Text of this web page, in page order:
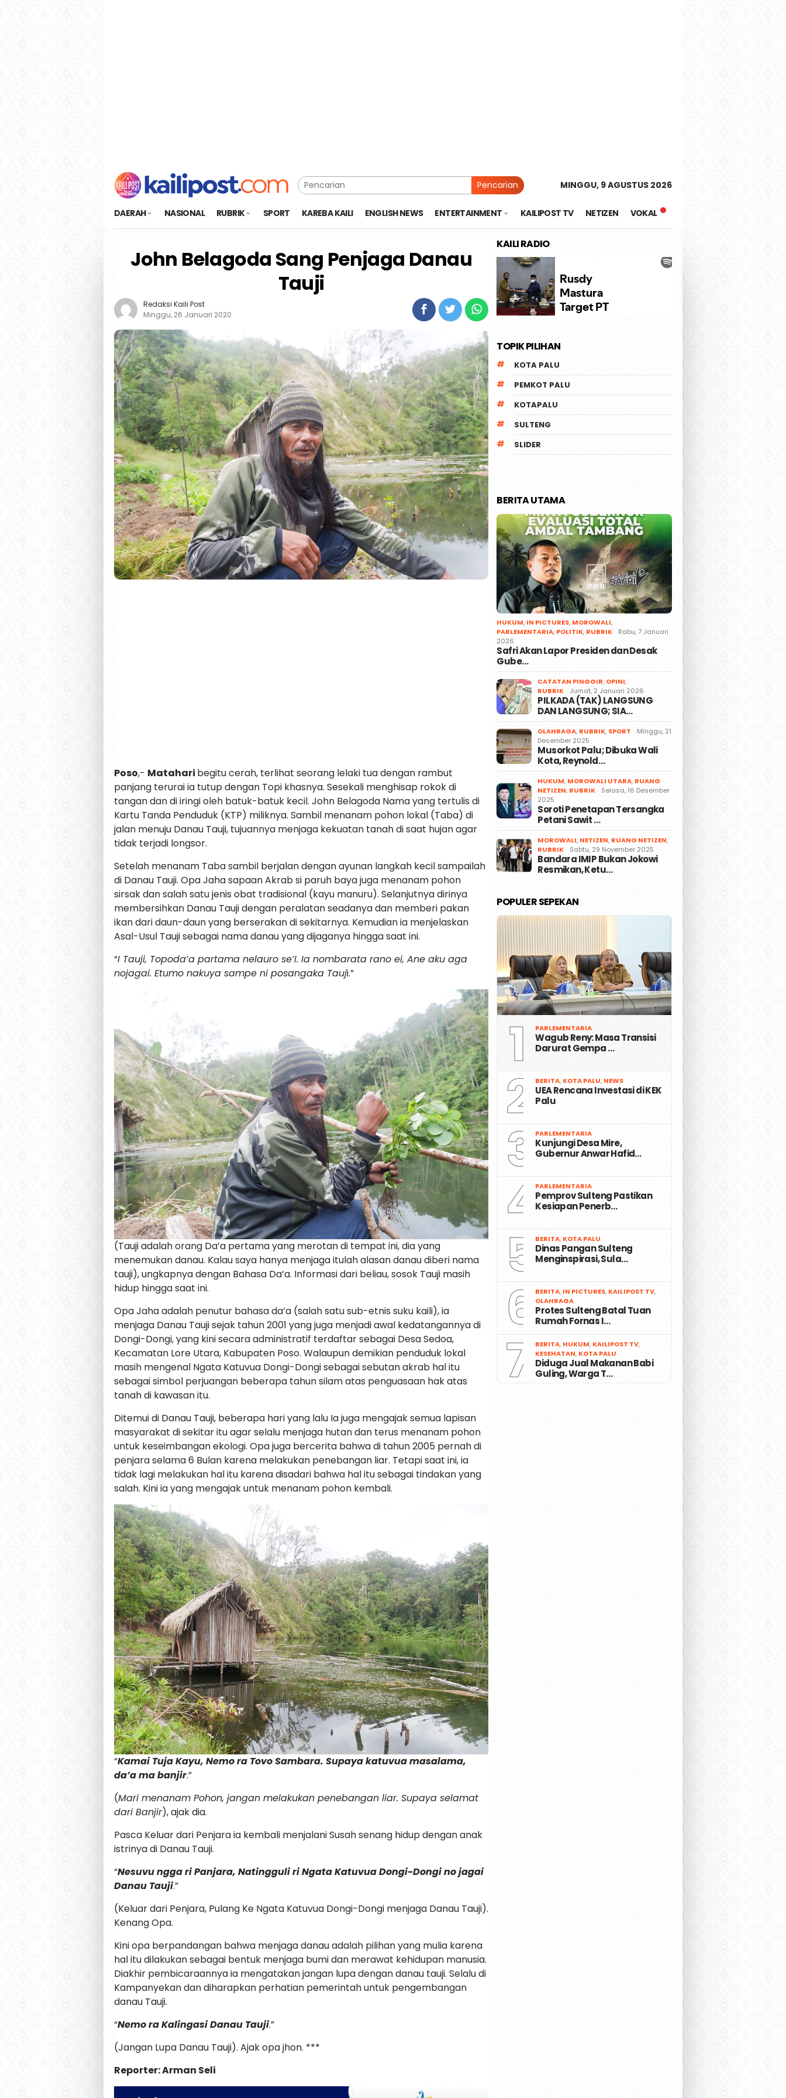
Pencarian MINGGU, 9 AGUSTUS 2026
DAERAH NASIONAL RUBRIK SPORT KAREBA KAILI ENGLISH NEWS ENTERTAINMENT KAILIPOST TV NETIZEN VOKAL
John Belagoda Sang Penjaga Danau
Tauji
Redaksi Kaili Post
Minggu, 26 Januari 2020
Poso,- Matahari begitu cerah, terlihat seorang lelaki tua dengan rambut
panjang terurai ia tutup dengan Topi khasnya. Sesekali menghisap rokok di
tangan dan di iringi oleh batuk-batuk kecil. John Belagoda Nama yang tertulis di
Kartu Tanda Penduduk (KTP) miliknya. Sambil menanam pohon lokal (Taba) di
jalan menuju Danau Tauji, tujuannya menjaga kekuatan tanah di saat hujan agar
tidak terjadi longsor.
Setelah menanam Taba sambil berjalan dengan ayunan langkah kecil sampailah
di Danau Tauji. Opa Jaha sapaan Akrab si paruh baya juga menanam pohon
sirsak dan salah satu jenis obat tradisional (kayu manuru). Selanjutnya dirinya
membersihkan Danau Tauji dengan peralatan seadanya dan memberi pakan
ikan dari daun-daun yang berserakan di sekitarnya. Kemudian ia menjelaskan
Asal-Usul Tauji sebagai nama danau yang dijaganya hingga saat ini.
“I Tauji, Topoda’a partama nelauro se’I. Ia nombarata rano ei, Ane aku aga
nojagai. Etumo nakuya sampe ni posangaka Tauji.”
(Tauji adalah orang Da’a pertama yang merotan di tempat ini, dia yang
menemukan danau. Kalau saya hanya menjaga itulah alasan danau diberi nama
tauji), ungkapnya dengan Bahasa Da’a. Informasi dari beliau, sosok Tauji masih
hidup hingga saat ini.
Opa Jaha adalah penutur bahasa da’a (salah satu sub-etnis suku kaili), ia
menjaga Danau Tauji sejak tahun 2001 yang juga menjadi awal kedatangannya di
Dongi-Dongi, yang kini secara administratif terdaftar sebagai Desa Sedoa,
Kecamatan Lore Utara, Kabupaten Poso. Walaupun demikian penduduk lokal
masih mengenal Ngata Katuvua Dongi-Dongi sebagai sebutan akrab hal itu
sebagai simbol perjuangan beberapa tahun silam atas penguasaan hak atas
tanah di kawasan itu.
Ditemui di Danau Tauji, beberapa hari yang lalu Ia juga mengajak semua lapisan
masyarakat di sekitar itu agar selalu menjaga hutan dan terus menanam pohon
untuk keseimbangan ekologi. Opa juga bercerita bahwa di tahun 2005 pernah di
penjara selama 6 Bulan karena melakukan penebangan liar. Tetapi saat ini, ia
tidak lagi melakukan hal itu karena disadari bahwa hal itu sebagai tindakan yang
salah. Kini ia yang mengajak untuk menanam pohon kembali.
“Kamai Tuja Kayu, Nemo ra Tovo Sambara. Supaya katuvua masalama,
da’a ma banjir.”
(Mari menanam Pohon, jangan melakukan penebangan liar. Supaya selamat
dari Banjir), ajak dia.
Pasca Keluar dari Penjara ia kembali menjalani Susah senang hidup dengan anak
istrinya di Danau Tauji.
“Nesuvu ngga ri Panjara, Natingguli ri Ngata Katuvua Dongi-Dongi no jagai
Danau Tauji.”
(Keluar dari Penjara, Pulang Ke Ngata Katuvua Dongi-Dongi menjaga Danau Tauji).
Kenang Opa.
Kini opa berpandangan bahwa menjaga danau adalah pilihan yang mulia karena
hal itu dilakukan sebagai bentuk menjaga bumi dan merawat kehidupan manusia.
Diakhir pembicaraannya ia mengatakan jangan lupa dengan danau tauji. Selalu di
Kampanyekan dan diharapkan perhatian pemerintah untuk pengembangan
danau Tauji.
“Nemo ra Kalingasi Danau Tauji.”
(Jangan Lupa Danau Tauji). Ajak opa jhon. ***
Reporter: Arman Seli
KAILI RADIO
TOPIK PILIHAN
KOTA PALU
PEMKOT PALU
KOTAPALU
SULTENG
SLIDER
BERITA UTAMA
HUKUM, IN PICTURES, MOROWALI,
PARLEMENTARIA, POLITIK, RUBRIK
Rabu, 7 Januari
2026
Safri Akan Lapor Presiden dan Desak
Gube…
CATATAN PINGGIR, OPINI,
RUBRIK
Jumat, 2 Januari 2026
PILKADA (TAK) LANGSUNG
DAN LANGSUNG; SIA…
OLAHRAGA, RUBRIK, SPORT
Minggu, 21
Desember 2025
Musorkot Palu; Dibuka Wali
Kota, Reynold…
HUKUM, MOROWALI UTARA, RUANG
NETIZEN, RUBRIK
Selasa, 16 Desember
2025
Soroti Penetapan Tersangka
Petani Sawit …
MOROWALI, NETIZEN, RUANG NETIZEN,
RUBRIK
Sabtu, 29 November 2025
Bandara IMIP Bukan Jokowi
Resmikan, Ketu…
POPULER SEPEKAN
1 PARLEMENTARIA
Wagub Reny: Masa Transisi
Darurat Gempa …
2 BERITA, KOTA PALU, NEWS
UEA Rencana Investasi di KEK
Palu
3 PARLEMENTARIA
Kunjungi Desa Mire,
Gubernur Anwar Hafid…
4 PARLEMENTARIA
Pemprov Sulteng Pastikan
Kesiapan Penerb…
5 BERITA, KOTA PALU
Dinas Pangan Sulteng
Menginspirasi, Sula…
6 BERITA, IN PICTURES, KAILIPOST TV,
OLAHRAGA
Protes Sulteng Batal Tuan
Rumah Fornas I…
7 BERITA, HUKUM, KAILIPOST TV,
KESEHATAN, KOTA PALU
Diduga Jual Makanan Babi
Guling, Warga T…